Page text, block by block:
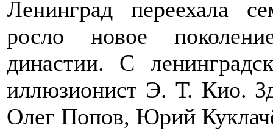
Ленинград переехала
росло новое
династии. С
иллюзионист Э. Т. Кио.
Олег Попов, Юрий